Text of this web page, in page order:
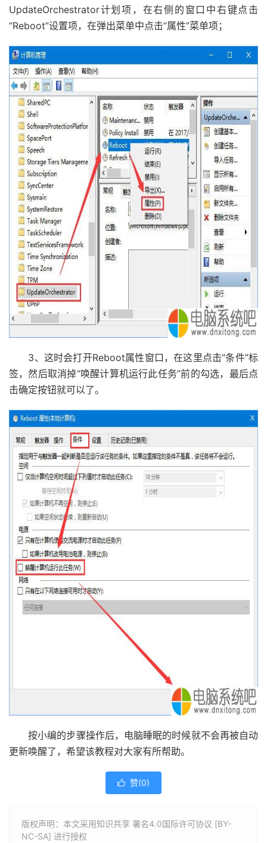
UpdateOrchestrator计划项，在右侧的窗口中右键点击
“Reboot”设置项，在弹出菜单中点击“属性”菜单项；
3、这时会打开Reboot属性窗口，在这里点击“条件”标
签，然后取消掉“唤醒计算机运行此任务”前的勾选，最后点
击确定按钮就可以了。
按小编的步骤操作后，电脑睡眠的时候就不会再被自动
更新唤醒了，希望该教程对大家有所帮助。
 赞(0)
版权声明：本文采用知识共享 署名4.0国际许可协议 [BY-
NC-SA] 进行授权